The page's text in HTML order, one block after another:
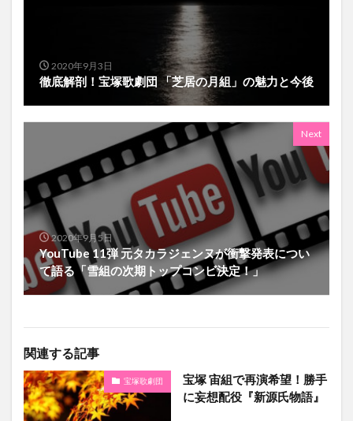
2020年9月3日
徹底解剖！宝塚歌劇団 「芝居の月組」の魅力と今後
Next
2020年9月5日
YouTube 11弾 元タカラジェンヌが衝撃発表につい
て語る「雪組の次期トップコンビ決定！」
関連する記事
宝塚歌劇団
宝塚 宙組で再演希望！勝手
に妄想配役『新源氏物語』